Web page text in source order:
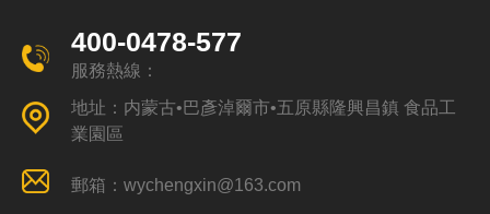
400-0478-577
服務熱線：
地址：内蒙古•巴彥淖爾市•五原縣隆興昌鎮 食品工
業園區
郵箱：wychengxin@163.com